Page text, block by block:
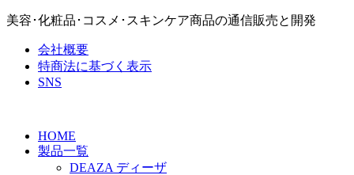
美容･化粧品･コスメ･スキンケア商品の通信販売と開発
会社概要
特商法に基づく表示
SNS
HOME
製品一覧
DEAZA ディーザ